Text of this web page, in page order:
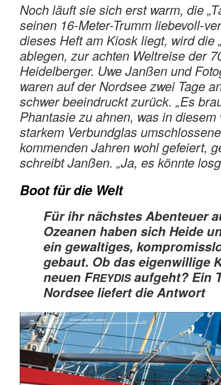
Noch läuft sie sich erst warm, die
seinen 16-Meter-Trumm liebevoll-
dieses Heft am Kiosk liegt, wird die
ablegen, zur achten Weltreise der
Heidelberger. Uwe Janßen und
waren auf der Nordsee zwei Tage
schwer beeindruckt zurück. „Es
Phantasie zu ahnen, was in
starkem Verbundglas
kommenden Jahren wohl gefeiert,
schreibt Janßen. „Ja, es könnte
Boot für die Welt
Für ihr nächstes Abenteuer
Ozeanen haben sich Heide
ein gewaltiges,
gebaut. Ob das eigenwillige
neuen FREYDISaufgeht? Ein
Nordsee liefert die Antwort